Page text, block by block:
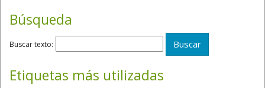
Búsqueda
Buscar texto:
Etiquetas más utilizadas